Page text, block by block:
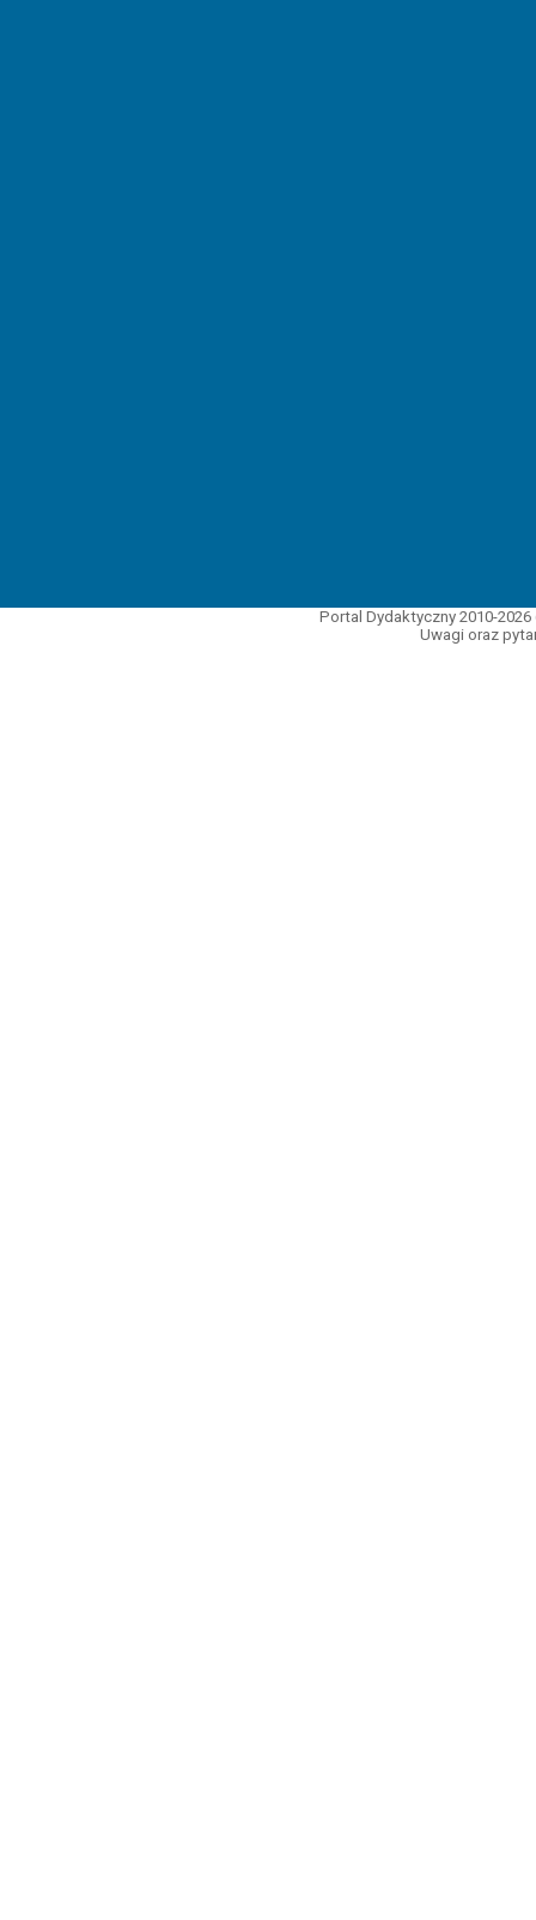
Portal Dydaktyczny 2010-
Uwagi oraz